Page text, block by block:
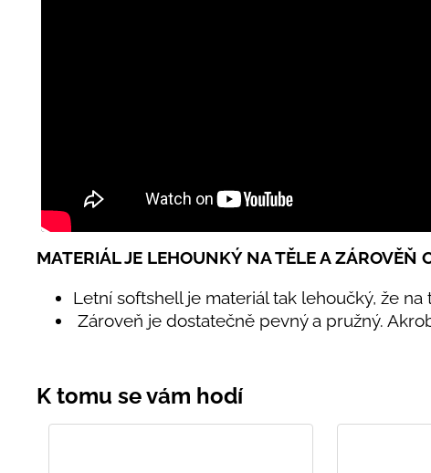
MATERIÁL JE LEHOUNKÝ NA TĚLE A ZÁROVĚŇ
Letní softshell je materiál tak lehoučký, že na
Zároveň je dostatečně pevný a pružný.